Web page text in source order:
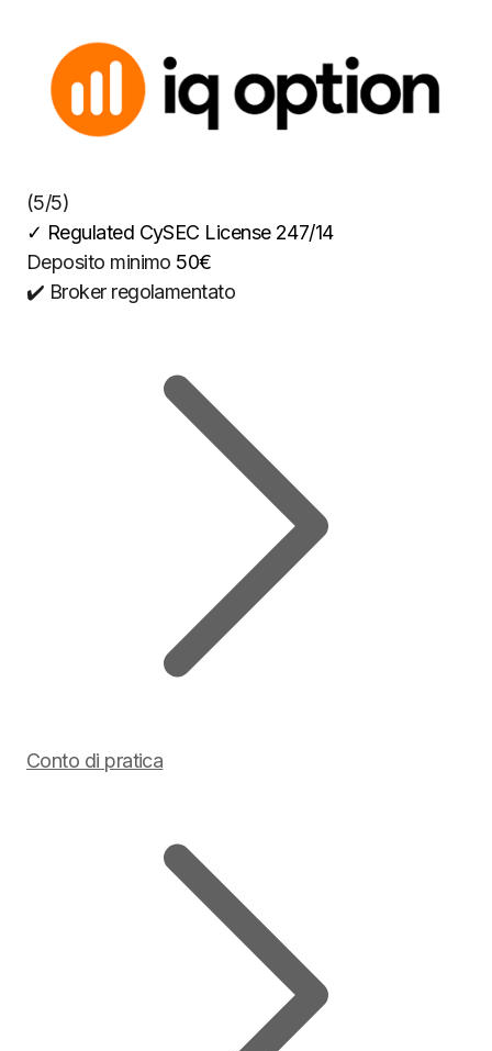
(5/5)
✓ Regulated CySEC License 247/14
Deposito minimo 50€
✔️ Broker regolamentato
Conto di pratica